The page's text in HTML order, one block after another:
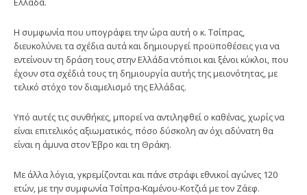
Η συμφωνία που υπογράφει την ώρα αυτή ο κ. Τσίπρας,
διευκολύνει τα σχέδια αυτά και δημιουργεί προϋποθέσεις για να
εντείνουν τη δράση τους στην Ελλάδα ντόπιοι και ξένοι κύκλοι, που
έχουν στα σχέδιά τους τη δημιουργία αυτής της μειονότητας, με
τελικό στόχο τον διαμελισμό της Ελλάδας.
Υπό αυτές τις συνθήκες, μπορεί να αντιληφθεί ο καθένας, χωρίς να
είναι επιτελικός αξιωματικός, πόσο δύσκολη αν όχι αδύνατη θα
είναι η άμυνα στον Έβρο και τη Θράκη.
Με άλλα λόγια, γκρεμίζονται και πάνε στράφι εθνικοί αγώνες 120
ετών, με την συμφωνία Τσίπρα-Καμένου-Κοτζιά με τον Ζάεφ.